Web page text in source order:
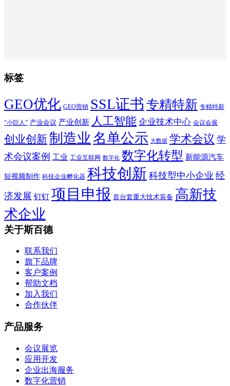
标签
GEO优化 GEO营销 SSL证书 专精特新 专精特新
“小巨人” 产业会议 产业创新 人工智能 企业技术中心 会议会展
创业创新制造业 名单公示 大数据 学术会议 学
术会议案例 工业 工业互联网 数字化 数字化转型 新能源汽车
短视频制作 科技企业孵化器 科技创新 科技型中小企业 经
济发展 钉钉 项目申报 首台套重大技术装备 高新技
术企业
关于斯百德
联系我们
旗下品牌
客户案例
帮助文档
加入我们
合作伙伴
产品服务
会议展览
应用开发
企业出海服务
数字化营销